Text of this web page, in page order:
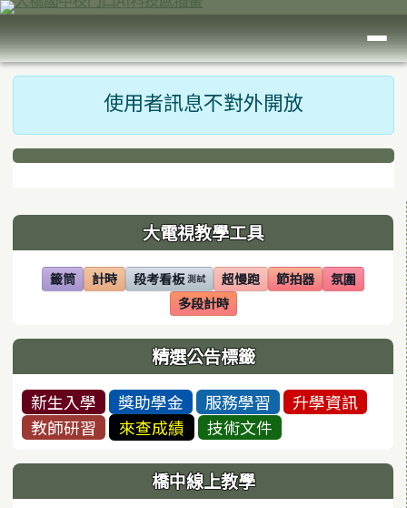
跳至主內容區
臺南市大橋國中
導覽列
主內容區域使用者訊息不對外開放
下中區域內容
左邊區域內容 大電視教學工具
籤筒
(另開視窗)
計時
(另開視窗)段考看板 測試
(另開視窗) 超慢跑
(另開視窗)節拍器
(另開視窗)氛圍
(另開視窗)
多段計時
(另開視窗)
精選公告標籤
新生入學 獎助學金 服務學習
升學資訊
教師研習
來查成績 技術文件
橋中線上教學
頁尾區域